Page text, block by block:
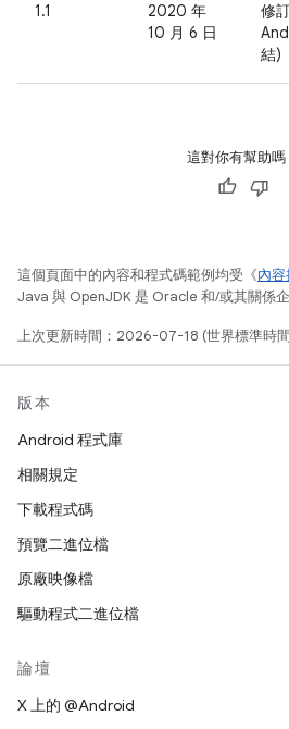
1.1
2020 年
10 月 6 日
修
結)
這對你有幫助嗎
這個頁面中的內容和程式碼範例均受《內
Java 與 OpenJDK 是 Oracle 和/或其關係企
上次更新時間：2026-07-18 (世界標準時間
版本
Android 程式庫
相關規定
下載程式碼
預覽二進位檔
原廠映像檔
驅動程式二進位檔
論壇
X 上的 @Android